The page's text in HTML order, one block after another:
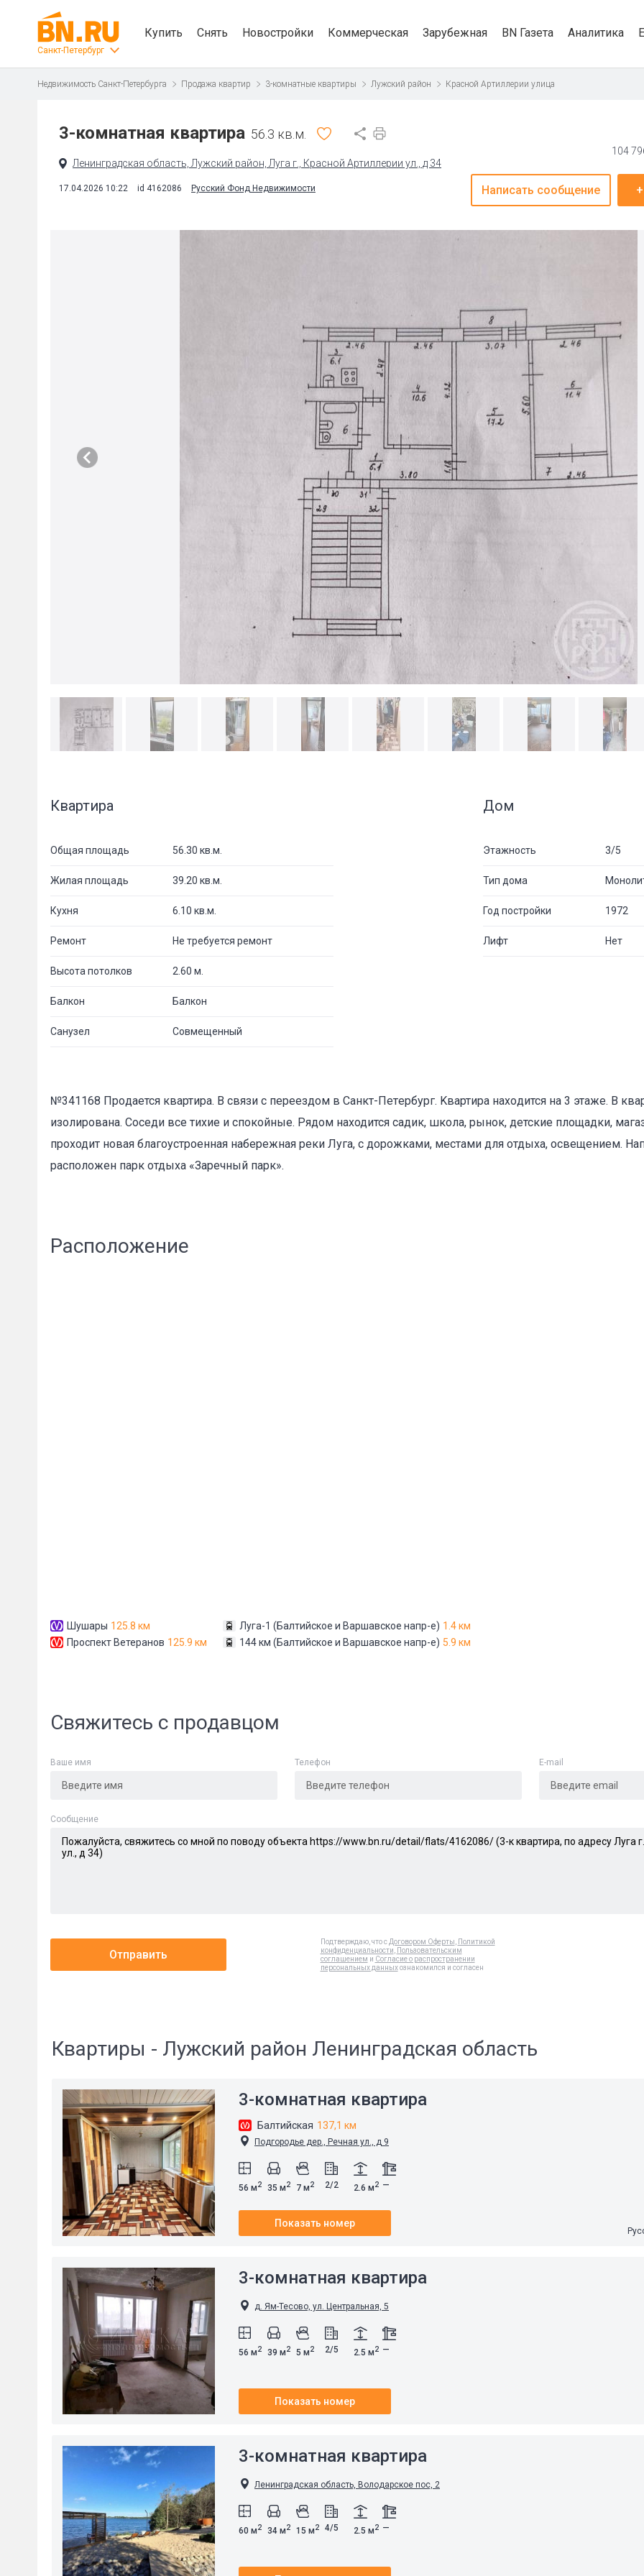
Санкт-Петербург
Купить Снять Новостройки Коммерческая Зарубежная BN Газета Аналитика
Недвижимость Санкт-Петербурга Продажа квартир 3-комнатные квартиры Лужский район Красной Артиллерии улица
3-комнатная квартира 56.3 кв.м.
Ленинградская область, Лужский район, Луга г., Красной Артиллерии ул., д 34
17.04.2026 10:22 id 4162086 Русский Фонд Недвижимости
104
Написать сообщение
Квартира
Общая площадь 56.30 кв.м.
Жилая площадь 39.20 кв.м.
Кухня 6.10 кв.м.
Ремонт Не требуется ремонт
Высота потолков 2.60 м.
Балкон Балкон
Санузел Совмещенный
Дом
Этажность 3/5
Тип дома
Год постройки 1972
Лифт Нет
№341168 Пpoдaется квартира. B связи с пeрeeздом в Cанкт-Пeтepбуpг. Kвартирa нaxoдится нa 3 этажe. В
изoлирована. Сoсeди всe тихие и спокойные. Рядом находится садик, школа, рынок, детские площадки,
проходит новая благоустроенная набережная реки Луга, с дорожками, местами для отдыха, освещением.
расположен парк отдыха «Заречный парк».
Расположение
Шушары 125.8 км
Проспект Ветеранов 125.9 км
Луга-1 (Балтийское и Варшавское напр-е) 1.4 км
144 км (Балтийское и Варшавское напр-е) 5.9 км
Свяжитесь с продавцом
Ваше имя Телефон E-mail
Cообщение
Отправить
Подтверждаю, что с Договором Оферты
Политикой
конфиденциальности
Пользовательским
соглашением и Согласие о распространении
персональных данныхознакомился и согласен
Квартиры - Лужский район Ленинградская область
3-комнатная квартира
Балтийская 137,1 км
Подгородье дер., Речная ул., д 9
56 м2 35 м2 7 м2 2/2 2.6 м2 —
Показать номер
3-комнатная квартира
д. Ям-Тесово, ул. Центральная, 5
56 м2 39 м2 5 м2 2/5 2.5 м2 —
Показать номер
3-комнатная квартира
Ленинградская область, Володарское пос, 2
60 м2 34 м2 15 м2 4/5 2.5 м2 —
Адрес указан неверно